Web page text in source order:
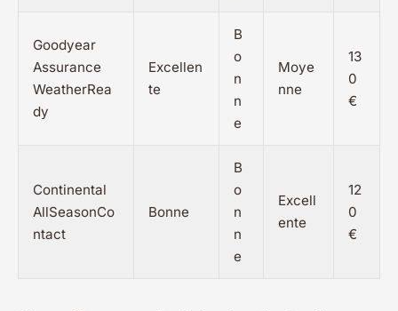
Goodyear
Assurance
WeatherRea
dy
Excellen
te
B
o
n
n
e
Moye
nne
13
0
€
Continental
AllSeasonCo
ntact
Bonne
B
o
n
n
e
Excell
ente
12
0
€